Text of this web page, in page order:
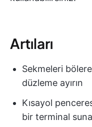
Artıları
Sekmeleri
düzleme ayırın
Kısayol
bir terminal